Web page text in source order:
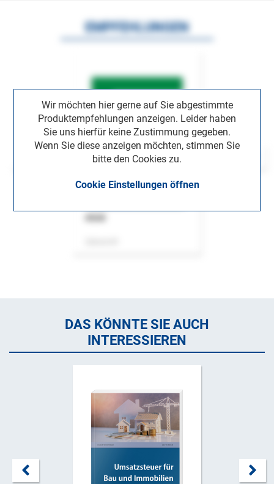
Wir möchten hier gerne auf Sie abgestimmte
Produktempfehlungen anzeigen. Leider haben
Sie uns hierfür keine Zustimmung gegeben.
Wenn Sie diese anzeigen möchten, stimmen Sie
bitte den Cookies zu.
Cookie Einstellungen öffnen
EMPFEHLUNGEN
DAS KÖNNTE SIE AUCH
INTERESSIEREN